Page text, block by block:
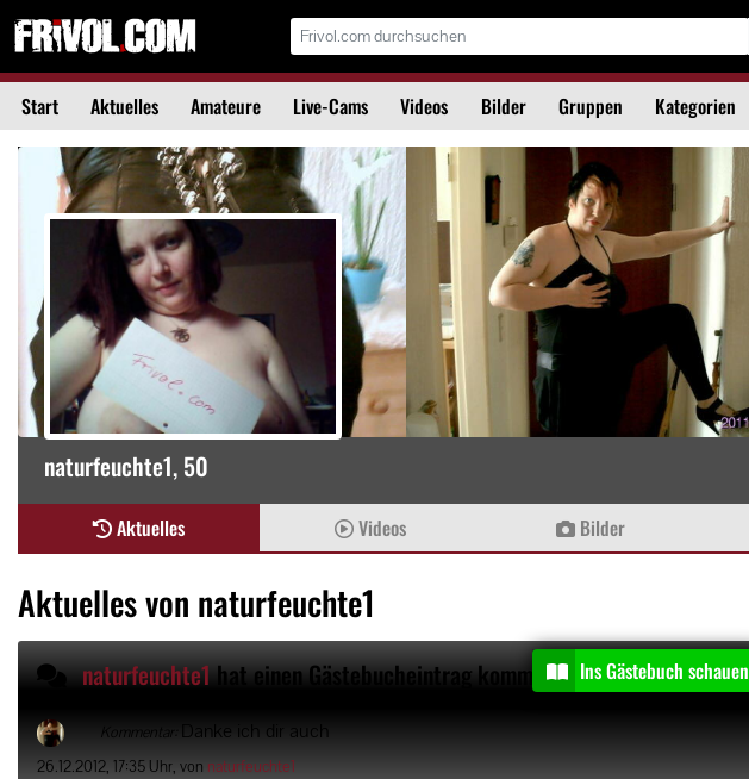
Start Aktuelles Amateure Live-Cams Videos Bilder Gruppen Kategorien
naturfeuchte1, 50
Aktuelles
Videos Bilder
Aktuelles von naturfeuchte1
naturfeuchte1hat einen Gästebucheintrag kommentiertIns Gästebuch schauen
Kommentar: Danke ich dir auch
26.12.2012, 17:35 Uhr, von naturfeuchte1